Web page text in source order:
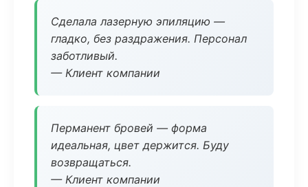
Сделала лазерную эпиляцию —
гладко, без раздражения. Персонал
заботливый.
— Клиент компании
Перманент бровей — форма
идеальная, цвет держится. Буду
возвращаться.
— Клиент компании